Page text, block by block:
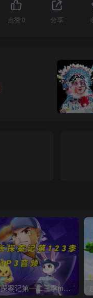
点赞 0 分享
猴子警长探案记第一二三季mp3打包下载